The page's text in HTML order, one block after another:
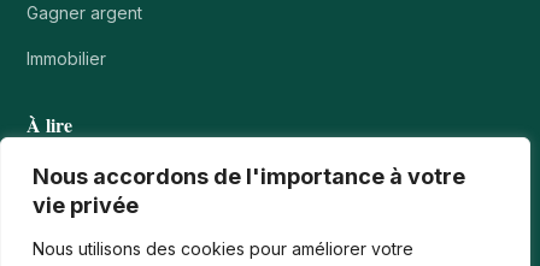
Nous accordons de l'importance à votre
vie privée
Nous utilisons des cookies pour améliorer votre
Gagner argent
Immobilier
À lire
Tournois casino : comprendre points, rangs et…
Les paiements numériques face aux nouvelles cyberfraudes